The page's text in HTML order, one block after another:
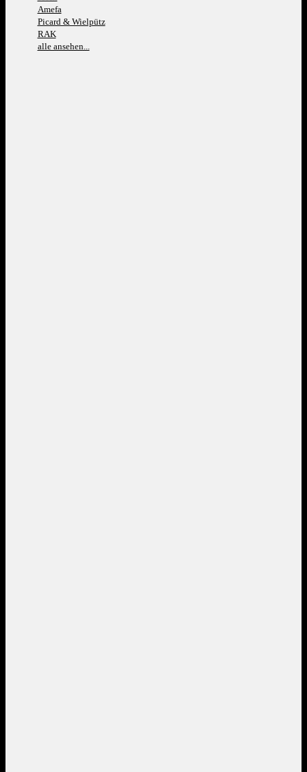
Amefa
Picard & Wielpütz
RAK
alle ansehen...